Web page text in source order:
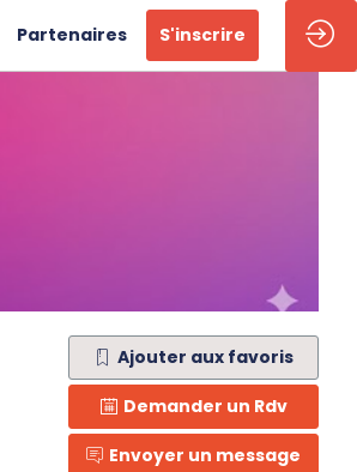
Partenaires S'inscrire
Ajouter aux favoris
Demander un Rdv
Envoyer un message